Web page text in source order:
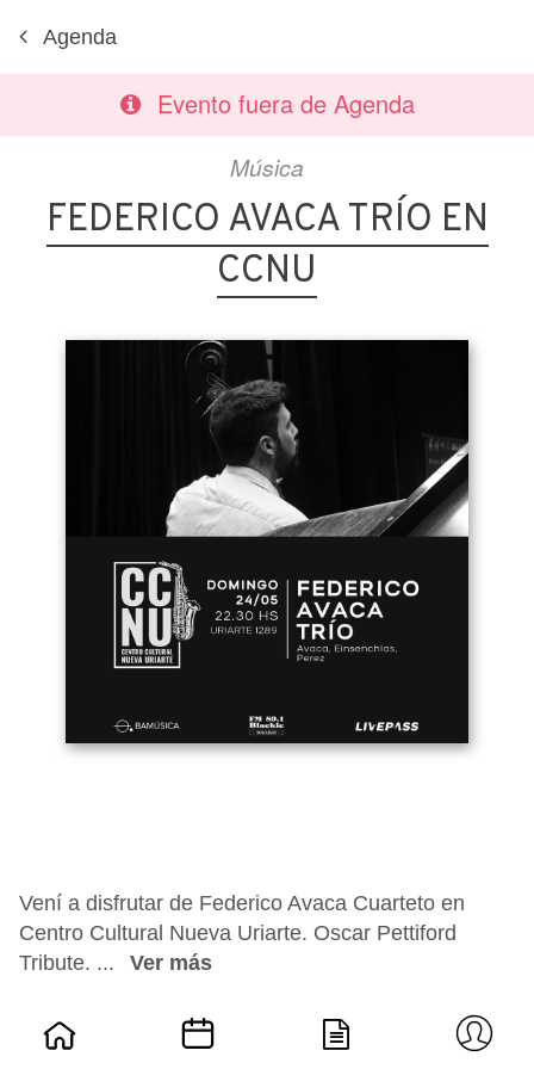
Agenda
Evento fuera de Agenda
Música
FEDERICO AVACA TRÍO EN
CCNU
Vení a disfrutar de Federico Avaca Cuarteto en
Centro Cultural Nueva Uriarte. Oscar Pettiford
Tribute. ...
Ver más